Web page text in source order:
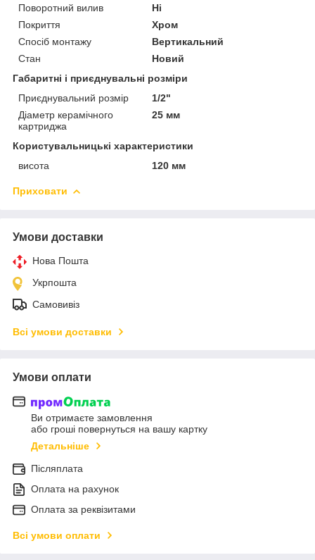
Поворотний вилив
Ні
Покриття
Хром
Спосіб монтажу
Вертикальний
Стан
Новий
Габаритні і приєднувальні розміри
Приєднувальний розмір
1/2"
Діаметр керамічного
картриджа
25 мм
Користувальницькі характеристики
висота
120 мм
Приховати
Умови доставки
Нова Пошта
Укрпошта
Самовивіз
Всі умови доставки
Умови оплати
Ви отримаєте замовлення
або гроші повернуться на вашу картку
Детальніше
Післяплата
Оплата на рахунок
Оплата за реквізитами
Всі умови оплати